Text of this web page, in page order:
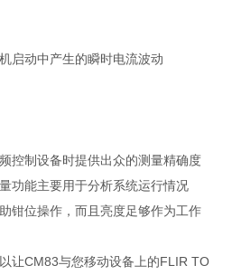
启动中产生的瞬时电流波动
控制设备时提供出众的测量精确度
功能主要用于分析系统运行情况
位操作，而且亮度足够作为工作
让CM83与您移动设备上的FLIR TO